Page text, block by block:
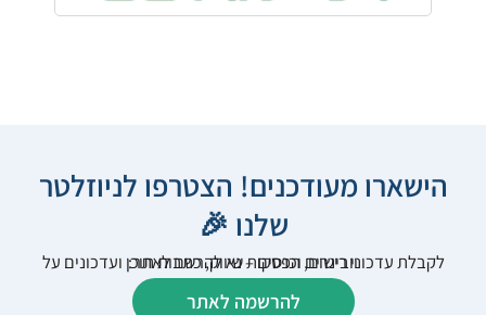
הישארו מעודכנים! הצטרפו לניוזלטר
שלנו 🎉
לקבלת עדכוני רישום, הפסקות שיווק, כתבות תוכן ועדכונים על וובינרים וכנסים – נא להרשם לאתר:
להרשמה לאתר